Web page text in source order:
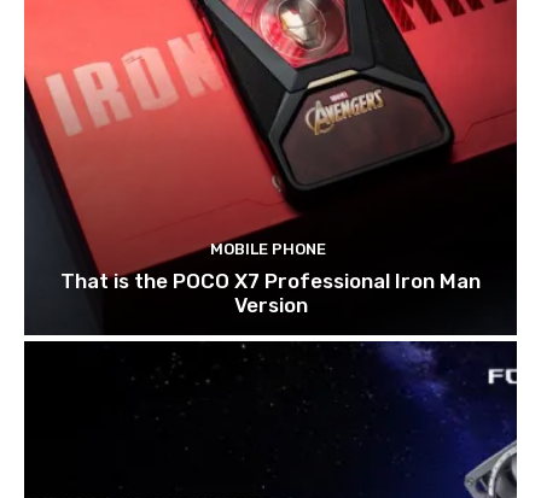
MOBILE PHONE
That is the POCO X7 Professional Iron Man
Version